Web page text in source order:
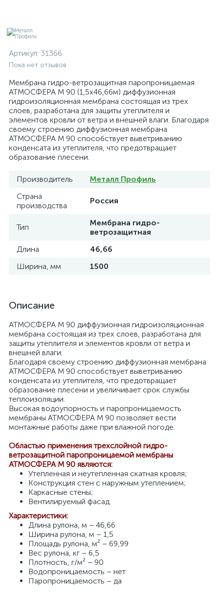
Артикул: 31366
Пока нет отзывов
Мембрана гидро-ветрозащитная паропроницаемая
АТМОСФЕРА M 90 (1,5х46,66м) диффузионная
гидроизоляционная мембрана состоящая из трех
слоев, разработана для защиты утеплителя и
элементов кровли от ветра и внешней влаги. Благодаря
своему строению диффузионная мембрана
АТМОСФЕРА M 90 способствует выветриванию
конденсата из утеплителя, что предотвращает
образование плесени.
Производитель
Металл Профиль
Страна
производства
Россия
Тип
Мембрана гидро-
ветрозащитная
Длина
46,66
Ширина, мм
1500
Описание
АТМОСФЕРА M 90 диффузионная гидроизоляционная
мембрана состоящая из трех слоев, разработана для
защиты утеплителя и элементов кровли от ветра и
внешней влаги.
Благодаря своему строению диффузионная мембрана
АТМОСФЕРА M 90 способствует выветриванию
конденсата из утеплителя, что предотвращает
образование плесени и увеличивает срок службы
теплоизоляции.
Высокая водоупорность и паропроницаемость
мембраны АТМОСФЕРА M 90 позволяет вести
монтажные работы даже при влажной погоде.
Областью применения трехслойной гидро-
ветрозащитной паропроницаемой мембраны
АТМОСФЕРА M 90 являются:
Утепленная и неутепленная скатная кровля;
Конструкция стен с наружным утеплением;
Каркасные стены;
Вентилируемый фасад.
Характеристики:
Длина рулона, м – 46,66
Ширина рулона, м – 1,5
Площадь рулона, м² – 69,99
Вес рулона, кг – 6,5
Плотность, г/м² – 90
Водопроницаемость – нет
Паропроницаемость – да